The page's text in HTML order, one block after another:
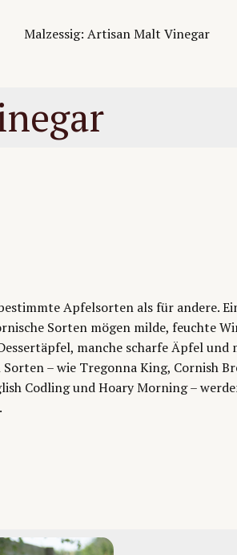
Malzessig: Artisan Malt Vinegar
Apfelsorten als für andere.
Sorten mögen milde, feuchte
manche scharfe Äpfel und
– wie Tregonna King, Cornish
Codling und Hoary Morning –